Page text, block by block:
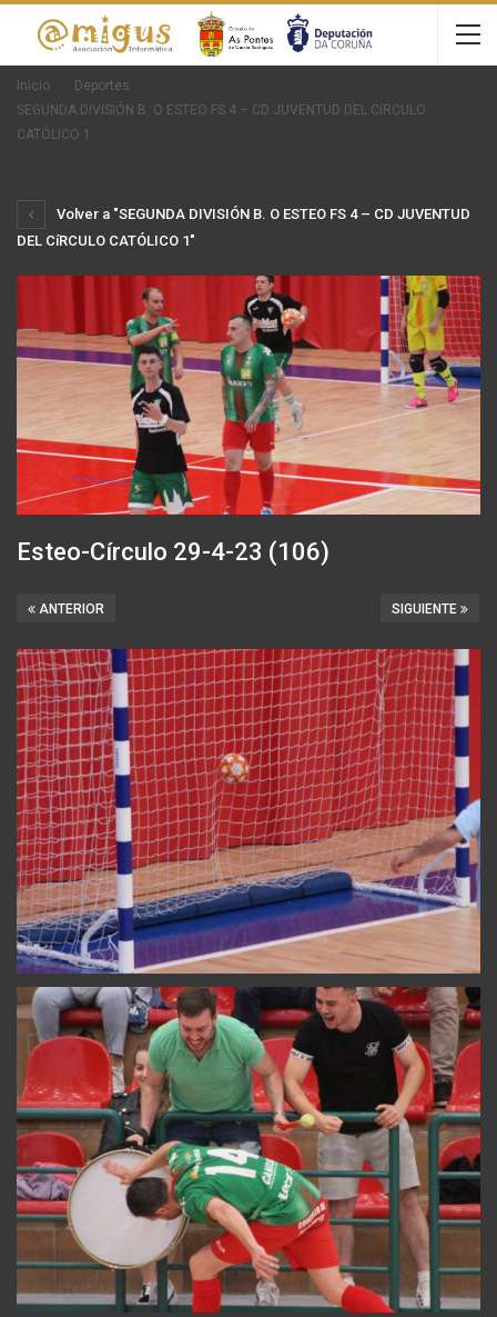
Inicio
Deportes
SEGUNDA DIVISIÓN B. O ESTEO FS 4 – CD JUVENTUD DEL CíRCULO
CATÓLICO 1
Volver a "SEGUNDA DIVISIÓN B. O ESTEO FS 4 – CD JUVENTUD
DEL CíRCULO CATÓLICO 1"
Esteo-Círculo 29-4-23 (106)
SIGUIENTE
ANTERIOR